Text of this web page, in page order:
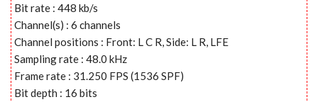
Bit rate : 448 kb/s
Channel(s) : 6 channels
Channel positions : Front: L C R, Side: L R, LFE
Sampling rate : 48.0 kHz
Frame rate : 31.250 FPS (1536 SPF)
Bit depth : 16 bits